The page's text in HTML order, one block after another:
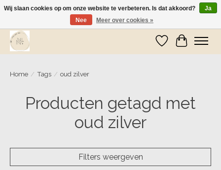
Wij zijn op vakantie! Vanaf zaterdag 9 mei worden er weer pakketjes verzonden
Verlanglijst
Home / Tags / oud zilver
Producten getagd met
oud zilver
Filters weergeven
Wij slaan cookies op om onze website te verbeteren. Is dat akkoord?
Ja
Nee
Meer over cookies »